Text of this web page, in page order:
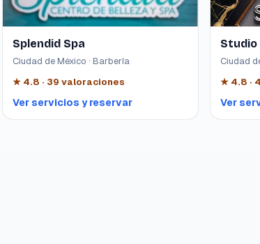
Splendid Spa
Ciudad de México · Barbería
★ 4.8 · 39 valoraciones
Ver servicios y reservar
Studio
Ciudad
★ 4.8 ·
Ver